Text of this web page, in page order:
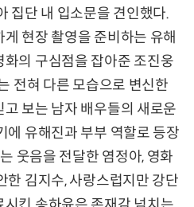
집단 내 입소문을 견인했다.
현장 촬영을 준비하는 유해
의 구심점을 잡아준 조진웅
전혀 다른 모습으로 변신한
보는 남자 배우들의 새로운
에 유해진과 부부 역할로 등장
웃음을 전달한 염정아, 영화
한 김지수, 사랑스럽지만 강단